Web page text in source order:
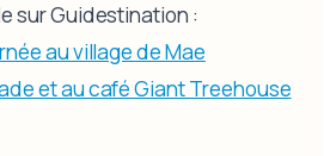
sur Guidestination :
au village de Mae
et au café Giant Treehouse